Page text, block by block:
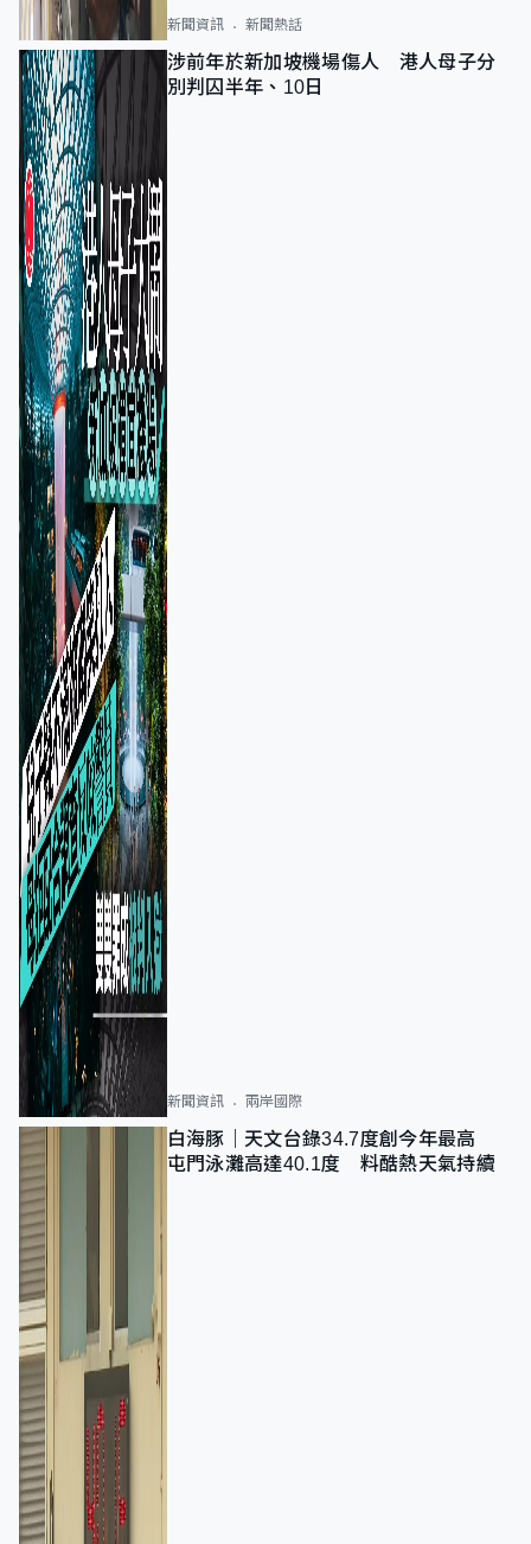
新聞資訊 新聞熱話
涉前年於新加坡機場傷人 港人母子分
別判囚半年、10日
新聞資訊 兩岸國際
白海豚｜天文台錄34.7度創今年最高
屯門泳灘高達40.1度 料酷熱天氣持續